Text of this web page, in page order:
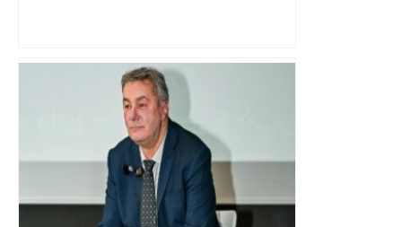
Toulouse : prévisions météo du jeudi 14
mai 2026 – Météocity